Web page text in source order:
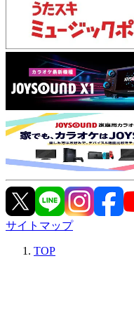
サイトマップ
TOP